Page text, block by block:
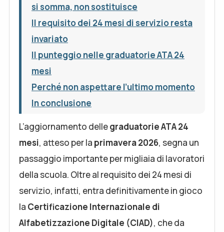
si somma, non sostituisce
Il requisito dei 24 mesi di servizio resta
invariato
Il punteggio nelle graduatorie ATA 24
mesi
Perché non aspettare l’ultimo momento
In conclusione
L’aggiornamento dellegraduatorie ATA 24
mesi, atteso per la primavera 2026, segna un
passaggio importante per migliaia di lavoratori
della scuola. Oltre al requisito dei 24 mesi di
servizio, infatti, entra definitivamente in gioco
la Certificazione Internazionale di
Alfabetizzazione Digitale (CIAD), che da